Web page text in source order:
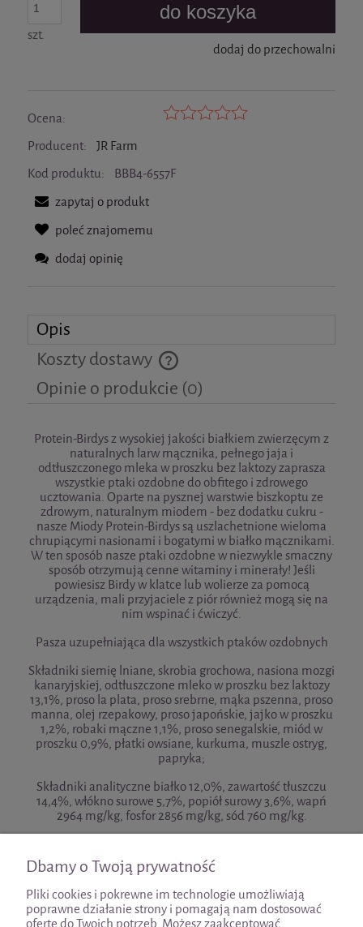
szt.
do koszyka
dodaj do przechowalni
Ocena:
Producent:
JR Farm
Kod produktu:
BBB4-6557F
zapytaj o produkt
poleć znajomemu
dodaj opinię
Opis
Koszty dostawy
Cena nie zawiera ewentualnych kosztów płatności
Opinie o produkcie (0)
Protein-Birdys z wysokiej jakości białkiem zwierzęcym z
naturalnych larw mącznika, pełnego jaja i
odtłuszczonego mleka w proszku bez laktozy zaprasza
wszystkie ptaki ozdobne do obfitego i zdrowego
ucztowania. Oparte na pysznej warstwie biszkoptu ze
zdrowym, naturalnym miodem - bez dodatku cukru -
nasze Miody Protein-Birdys są uszlachetnione wieloma
chrupiącymi nasionami i bogatymi w białko mącznikami.
W ten sposób nasze ptaki ozdobne w niezwykle smaczny
sposób otrzymują cenne witaminy i minerały! Jeśli
powiesisz Birdy w klatce lub wolierze za pomocą
urządzenia, mali przyjaciele z piór również mogą się na
nim wspinać i ćwiczyć.
Pasza uzupełniająca dla wszystkich ptaków ozdobnych
Składniki siemię lniane, skrobia grochowa, nasiona mozgi
kanaryjskiej, odtłuszczone mleko w proszku bez laktozy
13,1%, proso la plata, proso srebrne, mąka pszenna, proso
manna, olej rzepakowy, proso japońskie, jajko w proszku
1,2%, robaki mączne 1,1%, proso senegalskie, miód w
proszku 0,9%, płatki owsiane, kurkuma, muszle ostryg,
papryka;
Składniki analityczne białko 12,0%, zawartość tłuszczu
14,4%, włókno surowe 5,7%, popiół surowy 3,6%, wapń
2964 mg/kg, fosfor 2856 mg/kg, sód 760 mg/kg.
Dbamy o Twoją prywatność
Pliki cookies i pokrewne im technologie umożliwiają
poprawne działanie strony i pomagają nam dostosować
ofertę do Twoich potrzeb. Możesz zaakceptować